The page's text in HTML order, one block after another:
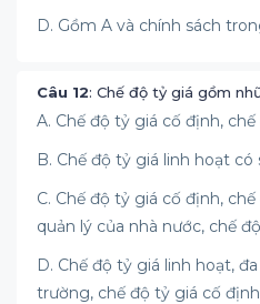
D. Gồm A và chính sách
Câu 12: Chế độ tỷ giá gồm
A. Chế độ tỷ giá cố định,
B. Chế độ tỷ giá linh hoạt
C. Chế độ tỷ giá cố định,
quản lý của nhà nước, chế
D. Chế độ tỷ giá linh hoạt,
trường, chế độ tỷ giá cố